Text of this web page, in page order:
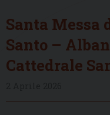
Santa Messa
Santo –
Cattedrale